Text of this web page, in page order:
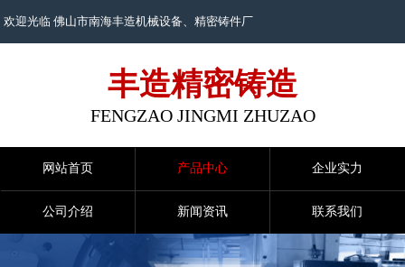
欢迎光临 佛山市南海丰造机械设备、精密铸件厂
丰造精密铸造
FENGZAO JINGMI ZHUZAO
网站首页 产品中心 企业实力
公司介绍 新闻资讯 联系我们